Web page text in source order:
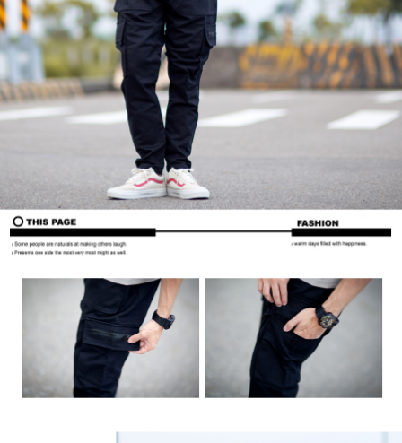
１．透過由恩沛科技股份有限公司提供之「AFTEE先享後付」服務完成之交
易，需依本服務之必要範圍內提供個人資料，並將交易相關給付款項請求債
權轉讓予恩沛科技股份有限公司。
２．關於個人資料處理事宜，請瀏覽以下網址：
https://aftee.tw/terms/#terms3
３．未成年的使用者請事先徵得法定代理人或監護人之同意方可使用
「AFTEE先享後付」，若未經同意申辦者引起之損失，本公司不負相關責
任。
４．使用「AFTEE先享後付」時，將依據個別帳號之用戶狀況，依本公司即
時審查核予不同之上限額度；若仍有額度不足之情形，本公司將視審查結果
請求用戶進行身份認證。
５．嚴禁一人註冊多個帳號或使用他人資訊註冊。若發現惡意使用之情形，
恩沛科技股份有限公司將有權停止該用戶之使用額度並採取法律行動。
每筆NT$120，滿NT$3,000(含以上)免運費
海外宅配 (TWD) 查看運費